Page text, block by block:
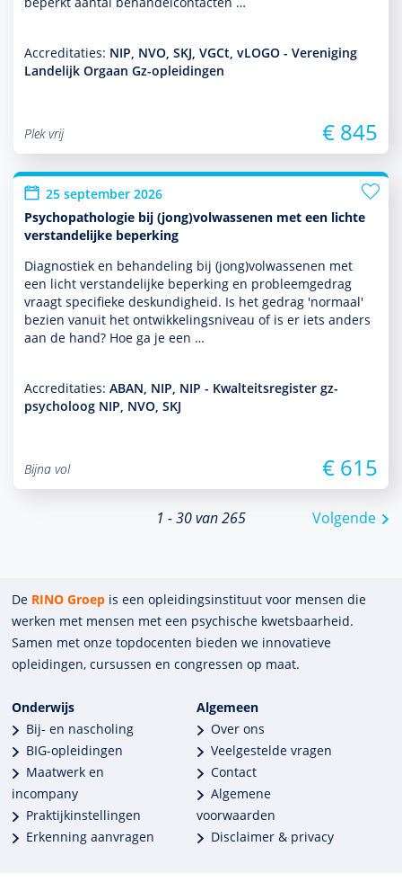
Accreditaties: NIP, NVO, SKJ, VGCt, vLOGO - Vereniging
Landelijk Orgaan Gz-opleidingen
Plek vrij € 845
25 september 2026
Psychopathologie bij (jong)volwassenen met een lichte
verstandelijke beperking
Diagnostiek en behan­del­ing bij (jong)vol­was­senen met
een licht ver­stande­lijke beper­king en probleemgedrag
vraagt speci­fieke des­kun­dig­heid. Is het gedrag 'normaal'
bezien vanuit het ont­wikke­lingsniveau of is er iets anders
aan de hand? Hoe ga je een …
Accreditaties: ABAN, NIP, NIP - Kwalteitsregister gz-
psycholoog NIP, NVO, SKJ
Bijna vol € 615
1 - 30 van 265 Volgende
De RINO Groep is een opleidings­insti­tuut voor mensen die
werken met mensen met een psychische kwets­baar­heid.
Samen met onze top­docenten bieden we innova­tieve
opleidingen, cursussen en congres­sen op maat.
Onderwijs
Bij- en nascholing
BIG-opleidingen
Maatwerk en
incompany
Praktijkinstellingen
Erkenning aanvragen
Algemeen
Over ons
Veelgestelde vragen
Contact
Algemene
voorwaarden
Disclaimer & privacy